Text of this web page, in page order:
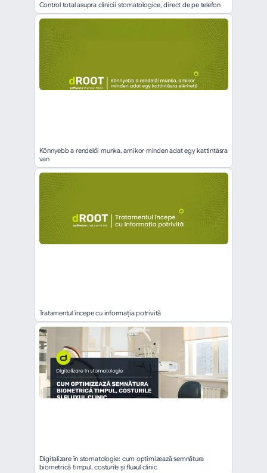
Control total asupra clinicii stomatologice, direct de pe telefon
Könnyebb a rendelői munka, amikor minden adat egy kattintásra
van
Tratamentul începe cu informația potrivită
Digitalizare în stomatologie: cum optimizează semnătura
biometrică timpul, costurile și fluxul clinic